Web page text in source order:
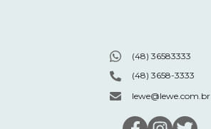
(48) 36583333
(48) 3658-3333
lewe@lewe.com.br